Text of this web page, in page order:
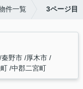
件一覧 3ページ目
秦野市 厚木市
中郡二宮町